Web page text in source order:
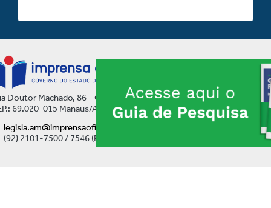
Doutor Machado, 86 - Centro
69.020-015 Manaus/AM
legisla.am@imprensaoficial.am.gov.br
(92) 2101-7500 / 7546 (Ramal)